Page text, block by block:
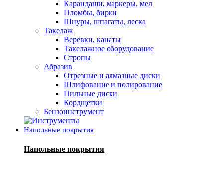
Карандаши, маркеры, мел
Пломбы, бирки
Шнуры, шпагаты, леска
Такелаж
Веревки, канаты
Такелажное оборудование
Стропы
Абразив
Отрезные и алмазные диски
Шлифование и полирование
Пильные диски
Кордщетки
Бензоинструмент
Напольные покрытия
Напольные покрытия